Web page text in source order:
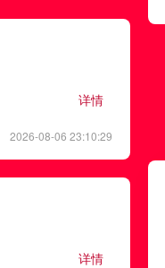
详情
2026-08-06 23:10:29
详情